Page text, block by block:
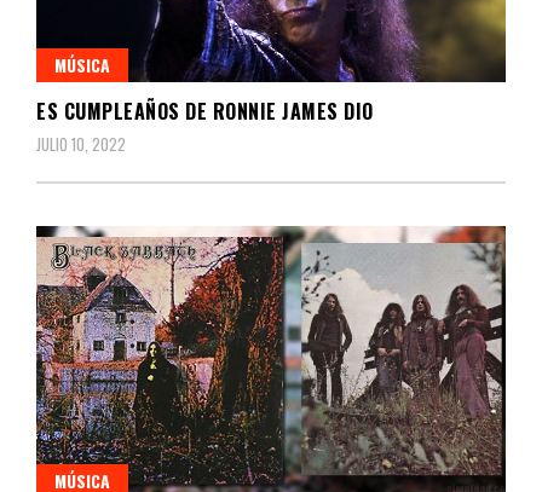
MÚSICA
ES CUMPLEAÑOS DE RONNIE JAMES DIO
JULIO 10, 2022
MÚSICA